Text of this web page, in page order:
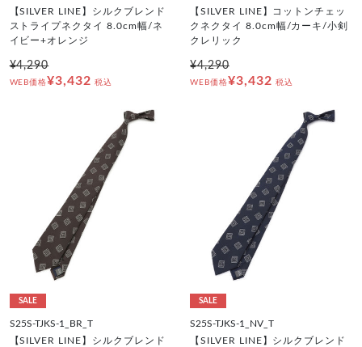
【SILVER LINE】シルクブレンド
ストライプネクタイ 8.0cm幅/ネ
イビー+オレンジ
¥4,290
WEB価格¥3,432 税込
【SILVER LINE】コットンチェッ
クネクタイ 8.0cm幅/カーキ/小剣
クレリック
¥4,290
WEB価格¥3,432 税込
SALE
S25S-TJKS-1_BR_T
【SILVER LINE】シルクブレンド
SALE
S25S-TJKS-1_NV_T
【SILVER LINE】シルクブレンド